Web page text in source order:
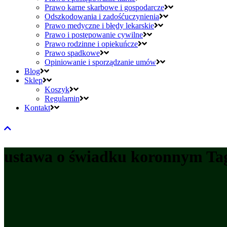
Prawo karne skarbowe i gospodarcze
Odszkodowania i zadośćuczynienia
Prawo medyczne i błędy lekarskie
Prawo i postępowanie cywilne
Prawo rodzinne i opiekuńcze
Prawo spadkowe
Opiniowanie i sporządzanie umów
Blog
Sklep
Koszyk
Regulamin
Kontakt
ustawa o świadku koronnym